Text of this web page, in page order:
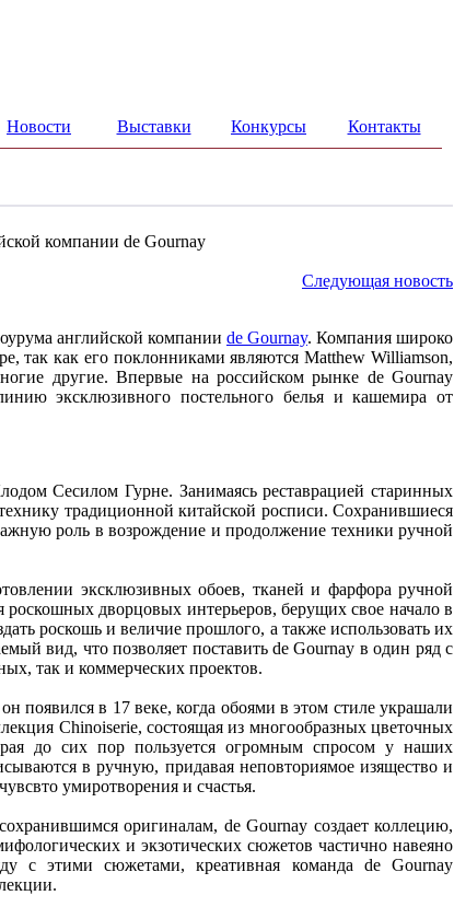
Новости Выставки Конкурсы Контакты
компании de Gournay
Следующая новость
английской компании de Gournay. Компания широко
так как его поклонниками являются Matthew Williamson,
другие. Впервые на российском рынке de Gournay
эксклюзивного постельного белья и кашемира от
Сесилом Гурне. Занимаясь реставрацией старинных
традиционной китайской росписи. Сохранившиеся
роль в возрождение и продолжение техники ручной
эксклюзивных обоев, тканей и фарфора ручной
дворцовых интерьеров, берущих свое начало в
роскошь и величие прошлого, а также использовать их
вид, что позволяет поставить de Gournay в один ряд с
так и коммерческих проектов.
появился в 17 веке, когда обоями в этом стиле украшали
Chinoiserie, состоящая из многообразных цветочных
до сих пор пользуется огромным спросом у наших
в ручную, придавая неповториямое изящество и
умиротворения и счастья.
оригиналам, de Gournay создает коллецию,
и экзотических сюжетов частично навеяно
с этими сюжетами, креативная команда de Gournay